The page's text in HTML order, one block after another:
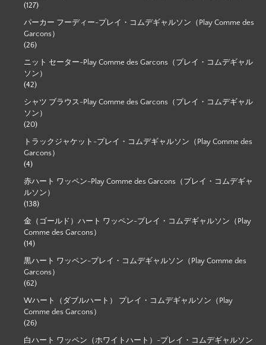
(127)
パーカー フーディー-プレイ・コムデギャルソン（Play Comme des
Garcons）
(26)
ニット セーター-Play Comme des Garcons（プレイ・コムデギャル
ソン）
(42)
シャツ ブラウス-Play Comme des Garcons（プレイ・コムデギャル
ソン）
(20)
トラックジャケット-プレイ・コムデギャルソン（Play Comme des
Garcons）
(4)
赤ハート ワッペン-Play Comme des Garcons（プレイ・コムデギャ
ルソン）
(138)
金（ゴールド）ハート ワッペン-プレイ・コムデギャルソン（Play
Comme des Garcons）
(14)
黒ハート ワッペン-プレイ・コムデギャルソン（Play Comme des
Garcons）
(62)
Wハート（ダブルハート） プレイ・コムデギャルソン（Play
Comme des Garcons）
(26)
白ハート ワッペン（ホワイトハート）-プレイ・コムデギャルソン